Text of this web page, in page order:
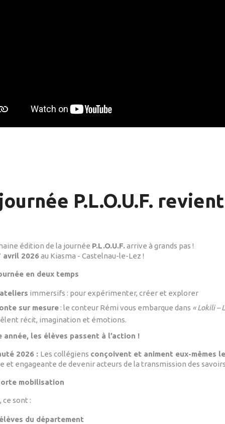
P.L.O.U.F.
édition de la journée P.L.O.U.F.arrive à grands pas !
avril 2026au Kiasma - Castelnau-le-Lez !
en deux temps
immersifs : pour expérimenter, créer et explorer
sur mesure: le conteur Rémi vous embarque dans « Lokili –
récit, imagination et émotions.
année, les élèves passent à l’action !
2026 : Les collégiens conçoivent et animent eux-mêmes
et engageante de devenir acteurs de la transmission des
mobilisation
ce sont :
du département